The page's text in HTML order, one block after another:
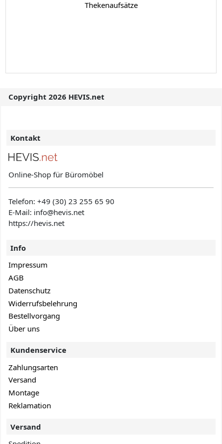
Thekenaufsätze
Copyright 2026 HEVIS.net
Kontakt
Online-Shop für Büromöbel
Telefon:+49 (30) 23 255 65 90
E-Mail: info@hevis.net
https://hevis.net
Info
Impressum
AGB
Datenschutz
Widerrufsbelehrung
Bestellvorgang
Über uns
Kundenservice
Zahlungsarten
Versand
Montage
Reklamation
Versand